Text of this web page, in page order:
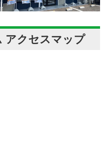
アクセスマップ